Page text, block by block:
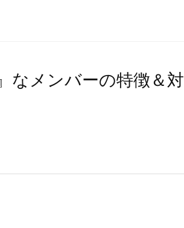
なメンバーの特徴＆対